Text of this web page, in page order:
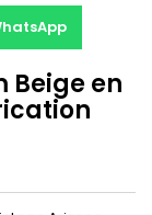
Beige en